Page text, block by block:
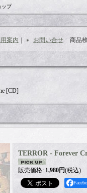
ップ
案内 お問い合せ 商品
[CD]
TERROR - Forever
販売価格: 1,980円(税込)